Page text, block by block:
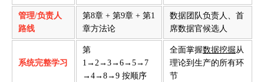
管理/负责人
路线
第8章 + 第9章 + 第1
章方法论
数据团队负责人、首
席数据官候选人
系统完整学习
第
1→2→3→6→5→7
→4→8→9 按顺序
全面掌握数据挖掘从
理论到生产的所有环
节